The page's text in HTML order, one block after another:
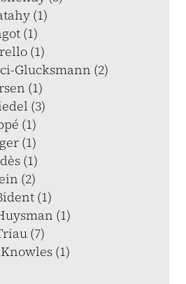
(1)
(1)
(1)
Glucksmann (2)
(1)
(3)
(1)
(1)
(1)
(2)
(1)
(1)
(7)
(1)